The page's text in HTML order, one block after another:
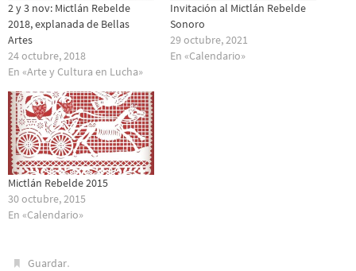
2 y 3 nov: Mictlán Rebelde
2018, explanada de Bellas
Artes
24 octubre, 2018
En «Arte y Cultura en Lucha»
Invitación al Mictlán Rebelde
Sonoro
29 octubre, 2021
En «Calendario»
Mictlán Rebelde 2015
30 octubre, 2015
En «Calendario»
Guardar.